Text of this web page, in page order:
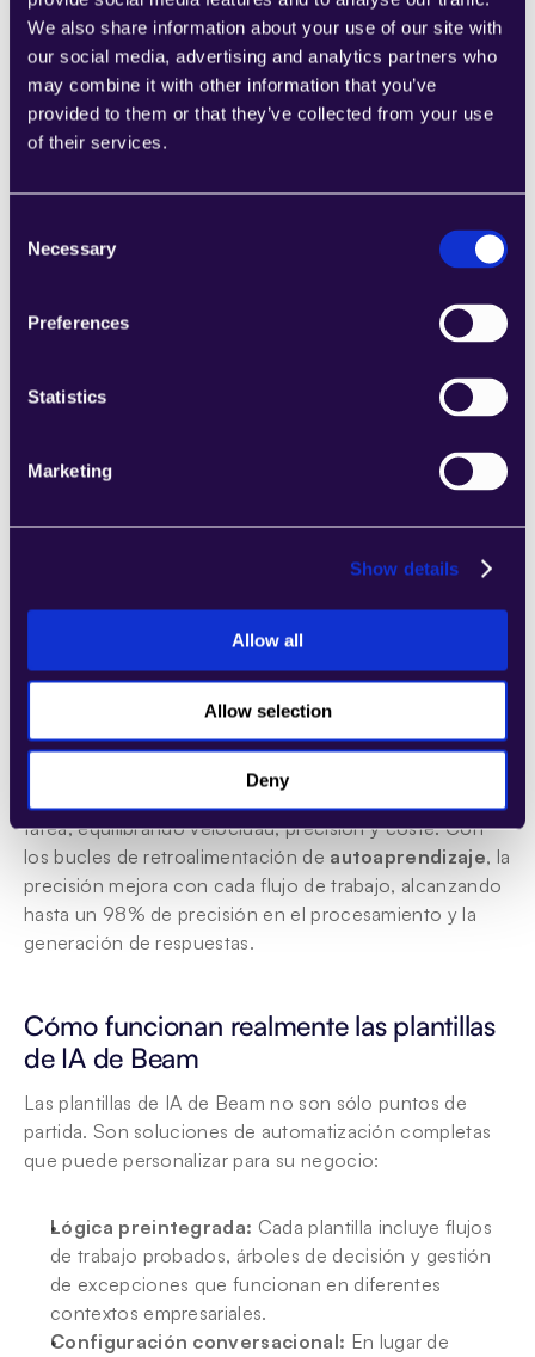
We also share information about your use of our site with
our social media, advertising and analytics partners who
may combine it with other information that you’ve
provided to them or that they’ve collected from your use
of their services.
Selection
Necessary
Preferences
Statistics
Marketing
Show details
Allow all
Allow selection
Deny
Gestión automatizada de pedidos de venta a partir de
correos electrónicos
Soporte de integración
Outlook, Gmail, SAP, NetSuite, Microsoft Dynamics
redacción de propuestas, estandarización de pedidos
Extrae detalles de pedidos como números de pedido,
condiciones de pago de correos electrónicos o
estos datos, actualiza los sistemas adecuados y genera
respuestas para propuestas de ventas y RFP.
El tiempo de procesamiento de pedidos disminuye un
60%. Las tasas de conversión de clientes potenciales
aumentan un 72%. La retención de clientes mejora un
45%.
El agente aplica la tecnología ModelMesh
tarea, equilibrando velocidad, precisión y coste. Con
los bucles de retroalimentación de autoaprendizaje, la
precisión mejora con cada flujo de trabajo, alcanzando
hasta un 98% de precisión en el procesamiento y la
generación de respuestas.
Cómo funcionan realmente las plantillas
de IA de Beam
Las plantillas de IA de Beam no son sólo puntos de
partida. Son soluciones de automatización completas
que puede personalizar para su negocio:
Lógica preintegrada: Cada plantilla incluye flujos
de trabajo probados, árboles de decisión y gestión
de excepciones que funcionan en diferentes
contextos empresariales.
Configuración conversacional: En lugar de